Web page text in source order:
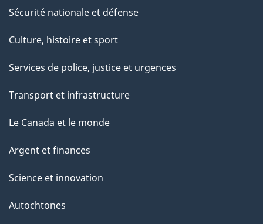
Sécurité nationale et défense
Culture, histoire et sport
Services de police, justice et urgences
Transport et infrastructure
Le Canada et le monde
Argent et finances
Science et innovation
Autochtones